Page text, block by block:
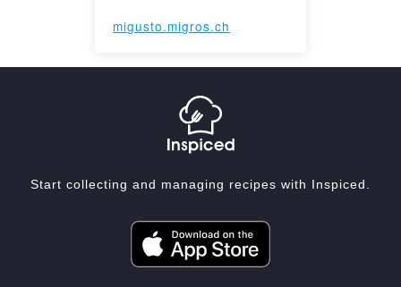
migusto.migros.ch
Start collecting and managing recipes with Inspiced.